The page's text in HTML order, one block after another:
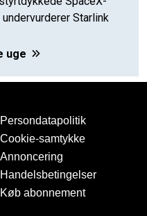
Starlink
uge
Persondatapolitik
Cookie-samtykke
Annoncering
Handelsbetingelser
Køb abonnement